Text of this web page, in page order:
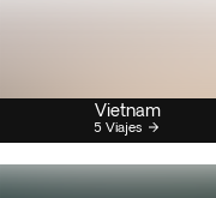
Vietnam
5 Viajes